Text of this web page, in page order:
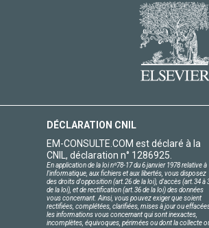
DÉCLARATION CNIL
EM-CONSULTE.COM est déclaré à la
CNIL, déclaration n° 1286925.
En application de la loi nº78-17 du 6 janvier 1978 relative à
l'informatique, aux fichiers et aux libertés, vous disposez
des droits d'opposition (art.26 de la loi), d'accès (art.34 à
de la loi), et de rectification (art.36 de la loi) des données
vous concernant. Ainsi, vous pouvez exiger que soient
rectifiées, complétées, clarifiées, mises à jour ou
les informations vous concernant qui sont inexactes,
incomplètes, équivoques, périmées ou dont la collecte